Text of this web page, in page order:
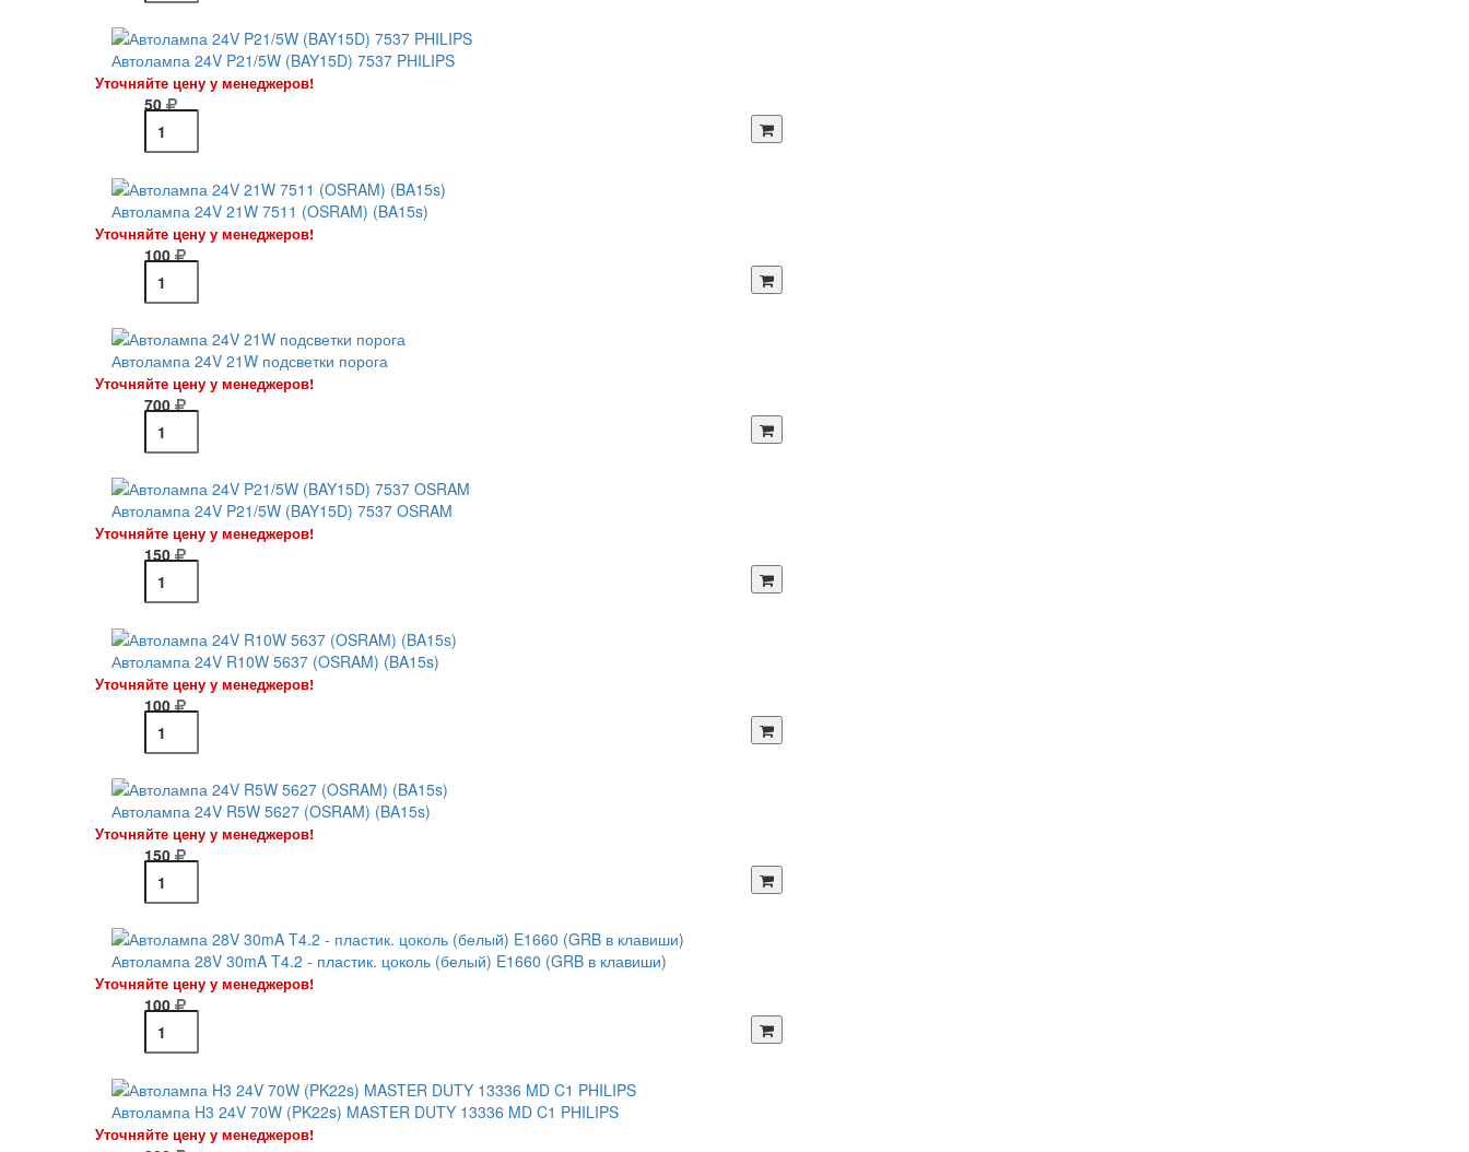
Автолампа 24V P21/5W (BAY15D) 7537 PHILIPS
Уточняйте цену у менеджеров!
50
Автолампа 24V 21W 7511 (OSRAM) (BA15s)
Уточняйте цену у менеджеров!
100
Автолампа 24V 21W подсветки порога
Уточняйте цену у менеджеров!
700
Автолампа 24V P21/5W (BAY15D) 7537 OSRAM
Уточняйте цену у менеджеров!
150
Автолампа 24V R10W 5637 (OSRAM) (BA15s)
Уточняйте цену у менеджеров!
100
Автолампа 24V R5W 5627 (OSRAM) (BA15s)
Уточняйте цену у менеджеров!
150
Автолампа 28V 30mA T4.2 - пластик. цоколь (белый) E1660 (GRB в клавиши)
Уточняйте цену у менеджеров!
100
Автолампа H3 24V 70W (PK22s) MASTER DUTY 13336 MD C1 PHILIPS
Уточняйте цену у менеджеров!